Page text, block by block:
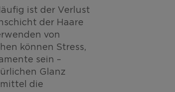
ist der Verlust
der Haare
von
können Stress,
sein –
Glanz
die